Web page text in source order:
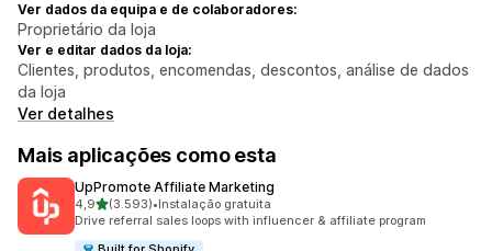
Ver dados da equipa e de colaboradores:
Proprietário da loja
Ver e editar dados da loja:
Clientes, produtos, encomendas, descontos, análise de dados
da loja
Ver detalhes
Mais aplicações como esta
UpPromote Affiliate Marketing
4,9de 5 estrelas
(3.593)
3593 total de avaliações
•Instalação gratuita
Drive referral sales loops with influencer & affiliate program